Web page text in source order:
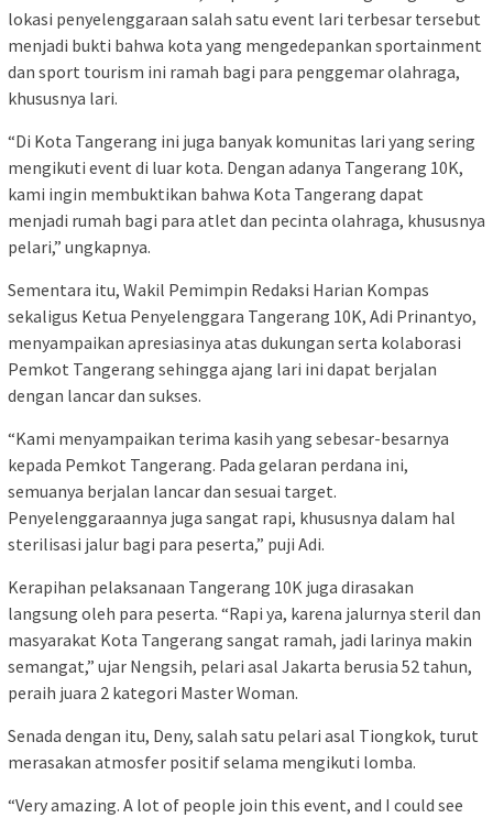
lokasi penyelenggaraan salah satu event lari terbesar tersebut
menjadi bukti bahwa kota yang mengedepankan sportainment
dan sport tourism ini ramah bagi para penggemar olahraga,
khususnya lari.
“Di Kota Tangerang ini juga banyak komunitas lari yang sering
mengikuti event di luar kota. Dengan adanya Tangerang 10K,
kami ingin membuktikan bahwa Kota Tangerang dapat
menjadi rumah bagi para atlet dan pecinta olahraga, khususnya
pelari,” ungkapnya.
Sementara itu, Wakil Pemimpin Redaksi Harian Kompas
sekaligus Ketua Penyelenggara Tangerang 10K, Adi Prinantyo,
menyampaikan apresiasinya atas dukungan serta kolaborasi
Pemkot Tangerang sehingga ajang lari ini dapat berjalan
dengan lancar dan sukses.
“Kami menyampaikan terima kasih yang sebesar-besarnya
kepada Pemkot Tangerang. Pada gelaran perdana ini,
semuanya berjalan lancar dan sesuai target.
Penyelenggaraannya juga sangat rapi, khususnya dalam hal
sterilisasi jalur bagi para peserta,” puji Adi.
Kerapihan pelaksanaan Tangerang 10K juga dirasakan
langsung oleh para peserta. “Rapi ya, karena jalurnya steril dan
masyarakat Kota Tangerang sangat ramah, jadi larinya makin
semangat,” ujar Nengsih, pelari asal Jakarta berusia 52 tahun,
peraih juara 2 kategori Master Woman.
Senada dengan itu, Deny, salah satu pelari asal Tiongkok, turut
merasakan atmosfer positif selama mengikuti lomba.
“Very amazing. A lot of people join this event, and I could see